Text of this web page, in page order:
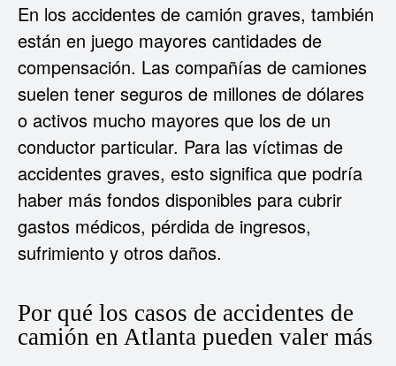
En los accidentes de camión graves, también
están en juego mayores cantidades de
compensación. Las compañías de camiones
suelen tener seguros de millones de dólares
o activos mucho mayores que los de un
conductor particular. Para las víctimas de
accidentes graves, esto significa que podría
haber más fondos disponibles para cubrir
gastos médicos, pérdida de ingresos,
sufrimiento y otros daños.
Por qué los casos de accidentes de
camión en Atlanta pueden valer más